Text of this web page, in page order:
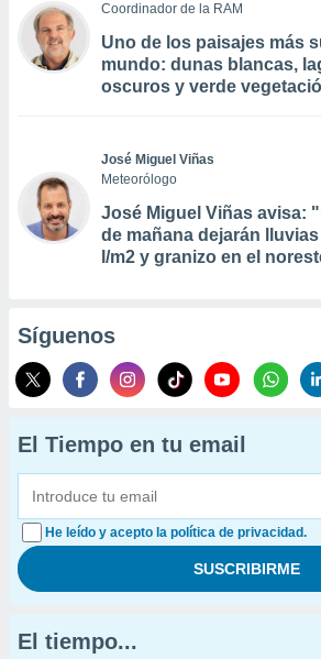
Coordinador de la RAM
Uno de los paisajes más
mundo: dunas blancas,
oscuros y verde
José Miguel Viñas
Meteorólogo
José Miguel Viñas avisa:
de mañana dejarán
l/m2 y granizo en el
Síguenos
El Tiempo en tu email
He leído y acepto la política de privacidad.
El tiempo...